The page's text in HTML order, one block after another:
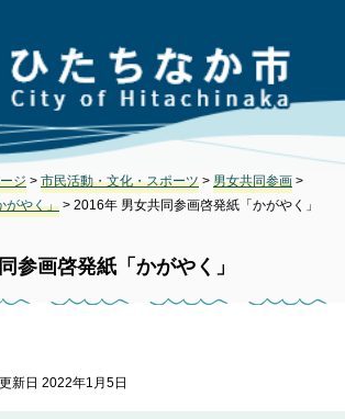
ジ > 市民活動・文化・スポーツ > 男女共同参画 >
がやく」 > 2016年 男女共同参画啓発紙「かがやく」
参画啓発紙「かがやく」
新日 2022年1月5日